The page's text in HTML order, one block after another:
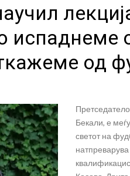
испаднеме
од
Бекали, е
светот на